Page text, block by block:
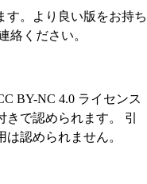
す。より良い版をお持ち
絡ください。
BY-NC 4.0 ライセンス
で認められます。 引
認められません。